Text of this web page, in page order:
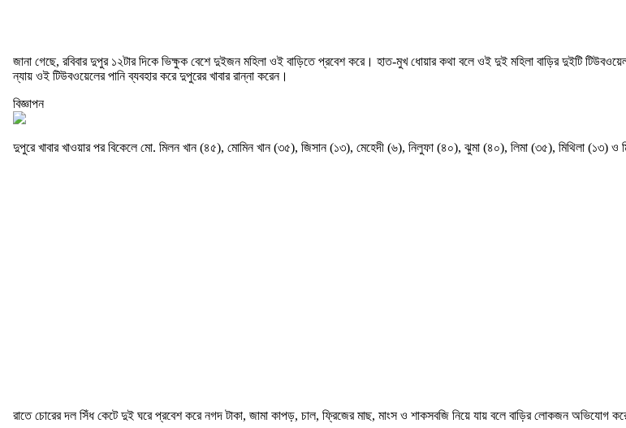
জানা গেছে, রবিবার দুপুর ১২টার দিকে ভিক্ষুক বেশে দুইজন মহিলা ওই বাড়িতে প্রবেশ করে। হাত-মুখ ধোয়ার কথা বলে ওই দুই মহিলা বাড়ির দুইটি
ন্যায় ওই টিউবওয়েলের পানি ব্যবহার করে দুপুরের খাবার রান্না করেন।
বিজ্ঞাপন
দুপুরে খাবার খাওয়ার পর বিকেলে মো. মিলন খান (৪৫), মোমিন খান (৩৫), জিসান (১৩), মেহেদী (৬), নিলুফা (৪০), ঝুমা (৪০), লিমা (৩৫), মিথিলা (১৩)
রাতে চোরের দল সিঁধ কেটে দুই ঘরে প্রবেশ করে নগদ টাকা, জামা কাপড়, চাল, ফ্রিজের মাছ, মাংস ও শাকসবজি নিয়ে যায় বলে বাড়ির লোকজন অভিযোগ